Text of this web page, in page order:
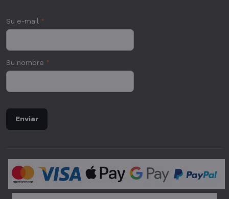
Su e-mail *
Su nombre *
Enviar